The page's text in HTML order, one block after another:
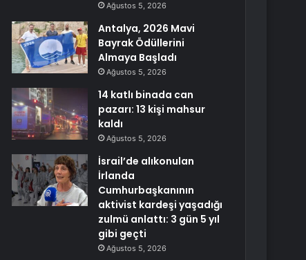
Ağustos 5, 2026
Antalya, 2026 Mavi
Bayrak Ödüllerini
Almaya Başladı
Ağustos 5, 2026
14 katlı binada can
pazarı: 13 kişi mahsur
kaldı
Ağustos 5, 2026
İsrail’de alıkonulan
İrlanda
Cumhurbaşkanının
aktivist kardeşi yaşadığı
zulmü anlattı: 3 gün 5 yıl
gibi geçti
Ağustos 5, 2026